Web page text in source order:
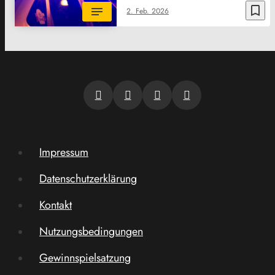
bookmark_border
2. Feb. 2026
Impressum
Datenschutzerklärung
Kontakt
Nutzungsbedingungen
Gewinnspielsatzung